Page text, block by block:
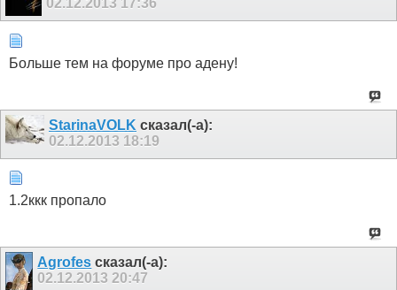
02.12.2013 17:36
Больше тем на форуме про адену!
StarinaVOLK сказал(-а):
02.12.2013 18:19
1.2ккк пропало
Agrofes сказал(-а):
02.12.201320:47